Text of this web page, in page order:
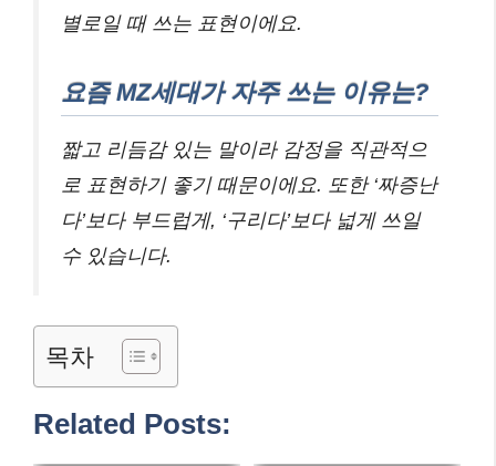
별로일 때 쓰는 표현이에요.
요즘 MZ세대가 자주 쓰는 이유는?
짧고 리듬감 있는 말이라 감정을 직관적으
로 표현하기 좋기 때문이에요. 또한 ‘짜증난
다’보다 부드럽게, ‘구리다’보다 넓게 쓰일
수 있습니다.
목차
Related Posts: